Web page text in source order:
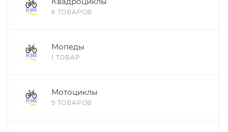
6 ТОВАРОВ
Мопеды
1 ТОВАР
Мотоциклы
9 ТОВАРОВ